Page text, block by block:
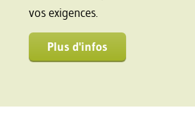
vos exigences.
Plus d'infos